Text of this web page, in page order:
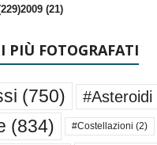
2009 (21)
PIÙ FOTOGRAFATI
(750) #Asteroidi
(834) #Costellazioni (2)